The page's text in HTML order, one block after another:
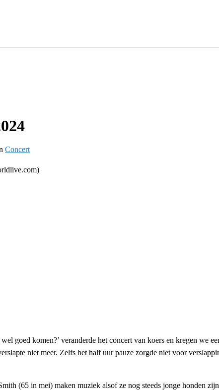
Concert
goed komen?’ veranderde het concert van koers en kregen we
niet meer. Zelfs het half uur pauze zorgde niet voor
(65 in mei) maken muziek alsof ze nog steeds jonge honden